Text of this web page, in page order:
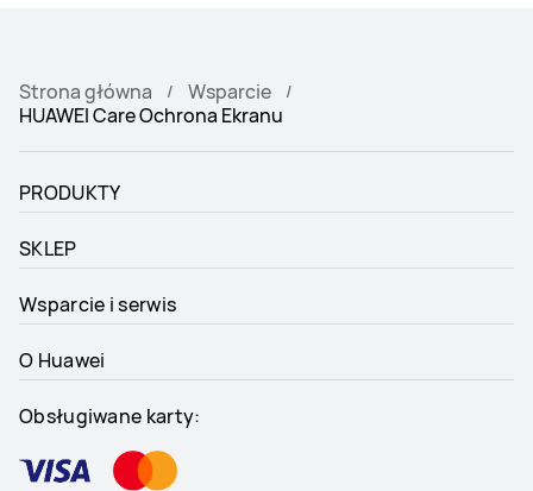
Strona główna
Wsparcie
HUAWEI Care Ochrona Ekranu
PRODUKTY
SKLEP
Wsparcie i serwis
O Huawei
Obsługiwane karty: